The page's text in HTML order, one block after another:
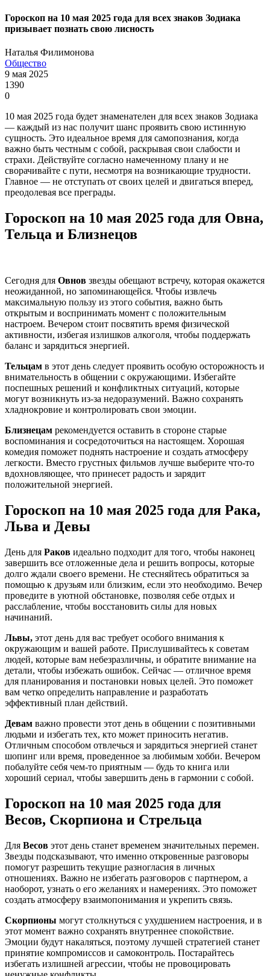
Гороскоп на 10 мая 2025 года для всех знаков Зодиака
призывает познать свою лисность
Наталья Филимонова
Общество
9 мая 2025
1390
0
10 мая 2025 года будет знаменателен для всех знаков Зодиака
— каждый из нас получит шанс проявить свою истинную
сущность. Это идеальное время для самопознания, когда
важно быть честным с собой, раскрывая свои слабости и
страхи. Действуйте согласно намеченному плану и не
сворачивайте с пути, несмотря на возникающие трудности.
Главное — не отступать от своих целей и двигаться вперед,
преодолевая все преграды.
Гороскоп на 10 мая 2025 года для Овна,
Тельца и Близнецов
Сегодня для Овнов звезды обещают встречу, которая окажется
неожиданной, но запоминающейся. Чтобы извлечь
максимальную пользу из этого события, важно быть
открытым и воспринимать момент с положительным
настроем. Вечером стоит посвятить время физической
активности, избегая излишков алкоголя, чтобы поддержать
баланс и зарядиться энергией.
Тельцам в этот день следует проявить особую осторожность и
внимательность в общении с окружающими. Избегайте
поспешных решений и конфликтных ситуаций, которые
могут возникнуть из-за недоразумений. Важно сохранять
хладнокровие и контролировать свои эмоции.
Близнецам рекомендуется оставить в стороне старые
воспоминания и сосредоточиться на настоящем. Хорошая
комедия поможет поднять настроение и создать атмосферу
легкости. Вместо грустных фильмов лучше выберите что-то
вдохновляющее, что принесет радость и зарядит
положительной энергией.
Гороскоп на 10 мая 2025 года для Рака,
Льва и Девы
День для Раков идеально подходит для того, чтобы наконец
завершить все отложенные дела и решить вопросы, которые
долго ждали своего времени. Не стесняйтесь обратиться за
помощью к друзьям или близким, если это необходимо. Вечер
проведите в уютной обстановке, позволяя себе отдых и
расслабление, чтобы восстановить силы для новых
начинаний.
Львы, этот день для вас требует особого внимания к
окружающим и вашей работе. Прислушивайтесь к советам
людей, которые вам небезразличны, и обратите внимание на
детали, чтобы избежать ошибок. Сейчас — отличное время
для планирования и постановки новых целей. Это поможет
вам четко определить направление и разработать
эффективный план действий.
Девам важно провести этот день в общении с позитивными
людьми и избегать тех, кто может приносить негатив.
Отличным способом отвлечься и зарядиться энергией станет
шопинг или время, проведенное за любимым хобби. Вечером
побалуйте себя чем-то приятным — будь то книга или
хороший сериал, чтобы завершить день в гармонии с собой.
Гороскоп на 10 мая 2025 года для
Весов, Скорпиона и Стрельца
Для Весов этот день станет временем значительных перемен.
Звезды подсказывают, что именно откровенные разговоры
помогут разрешить текущие разногласия в личных
отношениях. Важно не избегать разговоров с партнером, а
наоборот, узнать о его желаниях и намерениях. Это поможет
создать атмосферу взаимопонимания и укрепить связь.
Скорпионы могут столкнуться с ухудшением настроения, и в
этот момент важно сохранять внутреннее спокойствие.
Эмоции будут накаляться, поэтому лучшей стратегией станет
принятие компромиссов и самоконтроль. Постарайтесь
избегать излишней агрессии, чтобы не провоцировать